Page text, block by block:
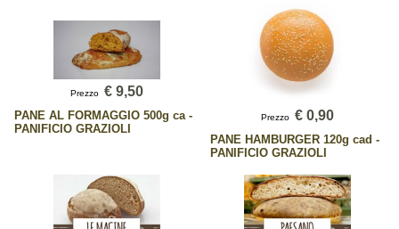
Prezzo € 9,50
PANE AL FORMAGGIO 500g ca -
PANIFICIO GRAZIOLI
Prezzo € 0,90
PANE HAMBURGER 120g cad -
PANIFICIO GRAZIOLI